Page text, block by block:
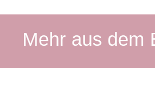
Mehr aus dem